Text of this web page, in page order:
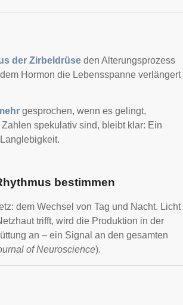
der Zirbeldrüse den Alterungsprozess
Hormon die Lebensspanne verlängert
gesprochen, wenn es gelingt,
spekulativ sind, bleibt klar: Ein
bestimmen
dem Wechsel von Tag und Nacht. Licht
trifft, wird die Produktion in der
an – ein Signal an den gesamten
of Neuroscience).